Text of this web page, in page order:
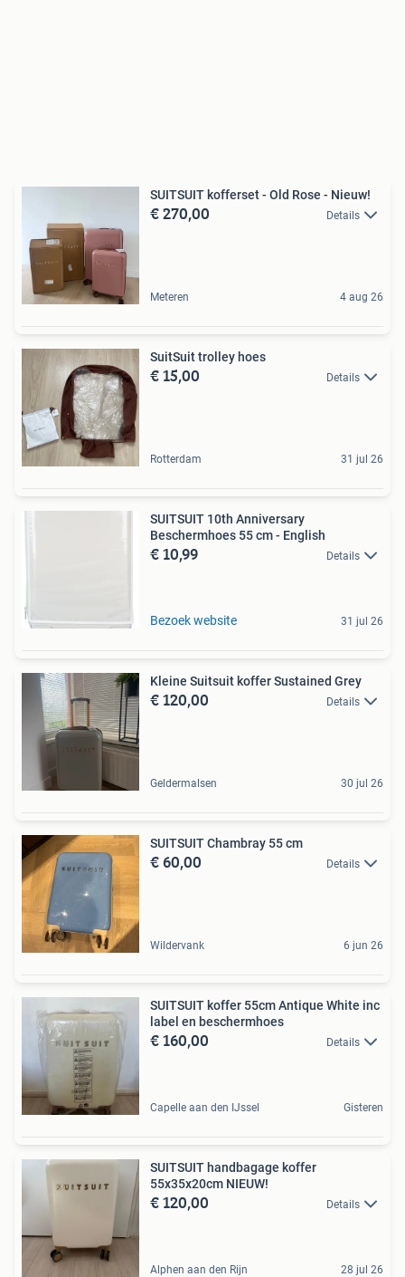
SUITSUIT kofferset - Old Rose - Nieuw!
€ 270,00 Details
Meteren 4 aug 26
SuitSuit trolley hoes
€ 15,00 Details
Rotterdam 31 jul 26
SUITSUIT 10th Anniversary
Beschermhoes 55 cm - English
€ 10,99 Details
Bezoek website 31 jul 26
Kleine Suitsuit koffer Sustained Grey
€ 120,00 Details
Geldermalsen 30 jul 26
SUITSUIT Chambray 55 cm
€ 60,00 Details
Wildervank 6 jun 26
SUITSUIT koffer 55cm Antique White inc
label en beschermhoes
€ 160,00 Details
Capelle aan den IJssel Gisteren
SUITSUIT handbagage koffer
55x35x20cm NIEUW!
€ 120,00 Details
Alphen aan den Rijn 28 jul 26